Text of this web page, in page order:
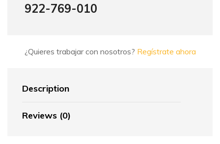
922-769-010
¿Quieres trabajar con nosotros? Regístrate ahora
Description
Reviews (0)